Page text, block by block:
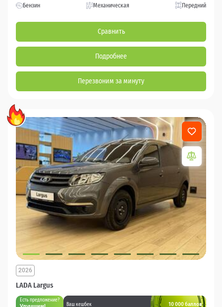
Бензин Механическая Передний
Сравнить
Подробнее
Перезвоним за минуту
LADA Largus
2026
Есть предложение?
Ваш кешбек 10 000 баллов